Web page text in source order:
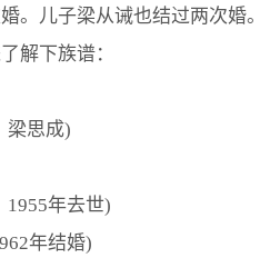
。儿子梁从诫也结过两次婚。
解下族谱：
梁思成)
1955年去世)
年结婚)